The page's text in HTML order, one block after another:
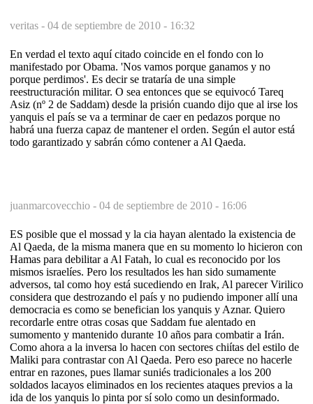
veritas - 04 de septiembre de 2010 - 16:32
En verdad el texto aquí citado coincide en el fondo con lo
manifestado por Obama. 'Nos vamos porque ganamos y no
porque perdimos'. Es decir se trataría de una simple
reestructuración militar. O sea entonces que se equivocó Tareq
Asiz (nº 2 de Saddam) desde la prisión cuando dijo que al irse los
yanquis el país se va a terminar de caer en pedazos porque no
habrá una fuerza capaz de mantener el orden. Según el autor está
todo garantizado y sabrán cómo contener a Al Qaeda.
juanmarcovecchio - 04 de septiembre de 2010 - 16:06
ES posible que el mossad y la cia hayan alentado la existencia de
Al Qaeda, de la misma manera que en su momento lo hicieron con
Hamas para debilitar a Al Fatah, lo cual es reconocido por los
mismos israelíes. Pero los resultados les han sido sumamente
adversos, tal como hoy está sucediendo en Irak, Al parecer Virilico
considera que destrozando el país y no pudiendo imponer allí una
democracia es como se benefician los yanquis y Aznar. Quiero
recordarle entre otras cosas que Saddam fue alentado en
sumomento y mantenido durante 10 años para combatir a Irán.
Como ahora a la inversa lo hacen con sectores chiítas del estilo de
Maliki para contrastar con Al Qaeda. Pero eso parece no hacerle
entrar en razones, pues llamar suniés tradicionales a los 200
soldados lacayos eliminados en los recientes ataques previos a la
ida de los yanquis lo pinta por sí solo como un desinformado.